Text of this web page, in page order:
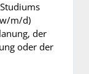
m/d)
der
oder der